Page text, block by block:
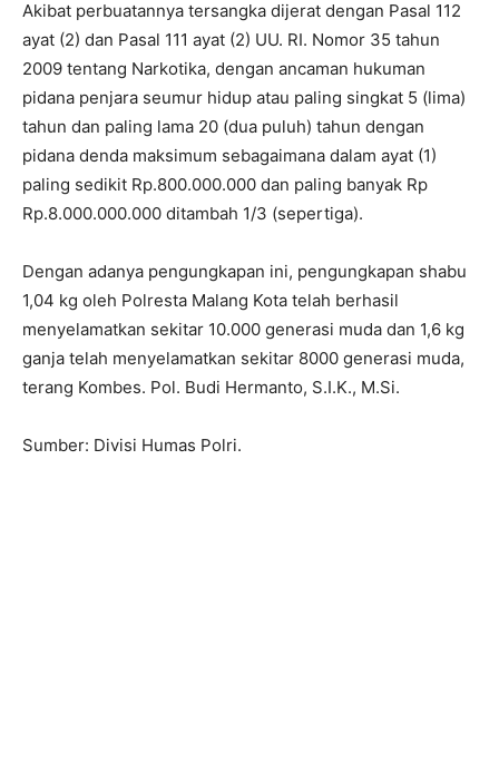
Akibat perbuatannya tersangka dijerat dengan Pasal 112
ayat (2) dan Pasal 111 ayat (2) UU. RI. Nomor 35 tahun
2009 tentang Narkotika, dengan ancaman hukuman
pidana penjara seumur hidup atau paling singkat 5 (lima)
tahun dan paling lama 20 (dua puluh) tahun dengan
pidana denda maksimum sebagaimana dalam ayat (1)
paling sedikit Rp.800.000.000 dan paling banyak Rp
Rp.8.000.000.000 ditambah 1/3 (sepertiga).
Dengan adanya pengungkapan ini, pengungkapan shabu
1,04 kg oleh Polresta Malang Kota telah berhasil
menyelamatkan sekitar 10.000 generasi muda dan 1,6 kg
ganja telah menyelamatkan sekitar 8000 generasi muda,
terang Kombes. Pol. Budi Hermanto, S.I.K., M.Si.
Sumber: Divisi Humas Polri.